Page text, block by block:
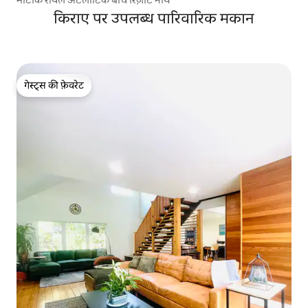
किराए पर उपलब्ध पारिवारिक मकान
गेस्ट्स की फ़ेवरेट
गेस्ट्स की फ़ेवरेट